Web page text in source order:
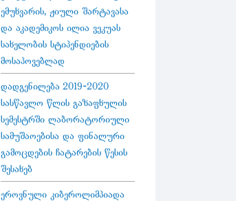
ემუხვარის, ჟიული შარტავასა
და აკადემიკოს ილია ვეკუას
სახელობის სტიპენდიების
მოსაპოვებლად
დადგენილება 2019-2020
სასწავლო წლის გაზაფხულის
სემესტრში ლაბორატორიული
სამუშაოებისა და ფინალური
გამოცდების ჩატარების წესის
შესახებ
ეროვნული კიბეროლიმპიადა